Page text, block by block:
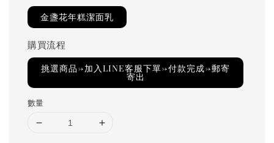
金盞花年糕潔面乳
購買流程
挑選商品→加入LINE客服下單→付款完成→郵寄
寄出
數量